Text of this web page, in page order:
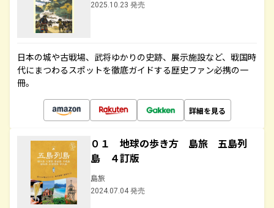
2025.10.23 発売
日本の城や古戦場、武将ゆかりの史跡、展示施設など、戦国時
代にまつわるスポットを徹底ガイドする歴史ファン必携の一
冊。
詳細を見る
０１ 地球の歩き方 島旅 五島列
島 ４訂版
島旅
2024.07.04 発売